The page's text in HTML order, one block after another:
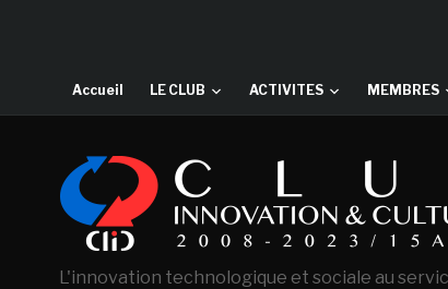
Accueil LE CLUB ACTIVITES MEMBRES
L'innovation technologique et sociale au